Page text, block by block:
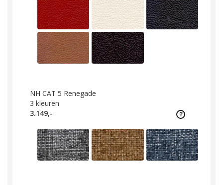
NH CAT 5 Renegade
3 kleuren
3.149,-